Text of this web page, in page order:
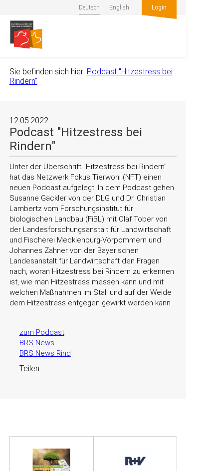
Deutsch English Login
Sie befinden sich hier: Podcast "Hitzestress bei
Rindern"
12.05.2022
Podcast "Hitzestress bei
Rindern"
Unter der Überschrift Hitzestress bei Rindern
hat das Netzwerk Fokus Tierwohl (NFT) einen
neuen Podcast aufgelegt. In dem Podcast gehen
Susanne Gäckler von der DLG und Dr. Christian
Lambertz vom Forschungsinstitut für
biologischen Landbau (FiBL) mit Olaf Tober von
der Landesforschungsanstalt für Landwirtschaft
und Fischerei Mecklenburg-Vorpommern und
Johannes Zahner von der Bayerischen
Landesanstalt für Landwirtschaft den Fragen
nach, woran Hitzestress bei Rindern zu erkennen
ist, wie man Hitzestress messen kann und mit
welchen Maßnahmen im Stall und auf der Weide
dem Hitzestress entgegen gewirkt werden kann.
zum Podcast
BRS News
BRS News Rind
Teilen